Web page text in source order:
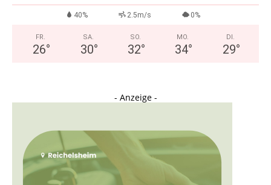
40% 2.5m/s 0%
FR.
26°
SA.
30°
SO.
32°
MO.
34°
DI.
29°
- Anzeige -